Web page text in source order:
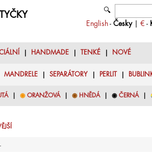
🔍
English- Česky| € -
HANDMADE| TENKÉ| NOVÉ
MANDRELE SEPARÁTORY PERLIT
| ◉ ORANŽOVÁ| ◉ HNĚDÁ| ◉ ČERNÁ|